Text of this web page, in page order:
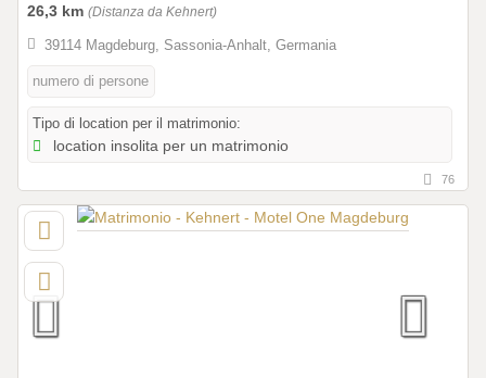
26,3 km (Distanza da Kehnert)
39114 Magdeburg, Sassonia-Anhalt, Germania
numero di persone
Tipo di location per il matrimonio:
location insolita per un matrimonio
76